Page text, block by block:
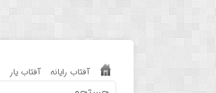
آفتاب رایانه آفتاب یار